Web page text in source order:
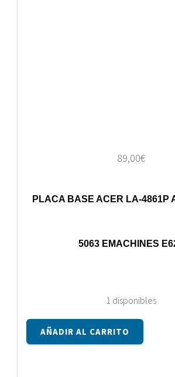
89,00€
PLACA BASE ACER LA-4861P
5063 EMACHINES
1 disponibles
Placa
Base
AÑADIR AL CARRITO